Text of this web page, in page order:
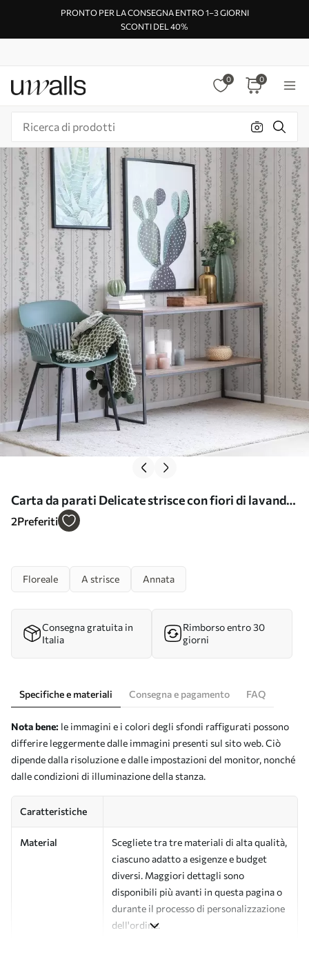
PRONTO PER LA CONSEGNA ENTRO 1–3 GIORNI
SCONTI DEL 40%
0 0
Carta da parati Delicate strisce con fiori di lavanda,
vintage Nr. a00671
2Preferiti
Floreale A strisce Annata
Consegna gratuita in
Italia
Rimborso entro 30
giorni
Specifiche e materiali Consegna e pagamento FAQ
Nota bene: le immagini e i colori degli sfondi raffigurati possono
differire leggermente dalle immagini presenti sul sito web. Ciò
dipende dalla risoluzione e dalle impostazioni del monitor, nonché
dalle condizioni di illuminazione della stanza.
Caratteristiche
Material
Scegliete tra tre materiali di alta qualità,
ciascuno adatto a esigenze e budget
diversi. Maggiori dettagli sono
disponibili più avanti in questa pagina o
durante il processo di personalizzazione
dell'ordine.